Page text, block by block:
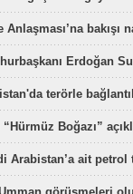
Anlaşması’na bakışı
Erdoğan
terörle
Boğazı”
Arabistan’a ait